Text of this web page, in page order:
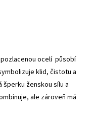
ocelí působí
klid, čistotu a
ženskou sílu a
ale zároveň má